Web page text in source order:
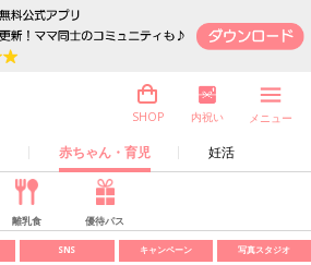
赤ちゃん・育児 妊活
SHOP 内祝い メニュー
離乳食 優待パス
SNS キャンペーン 写真スタジオ